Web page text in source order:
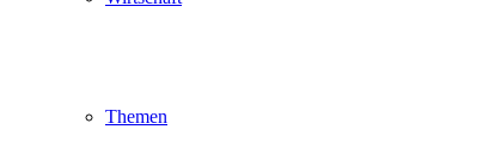
Themen